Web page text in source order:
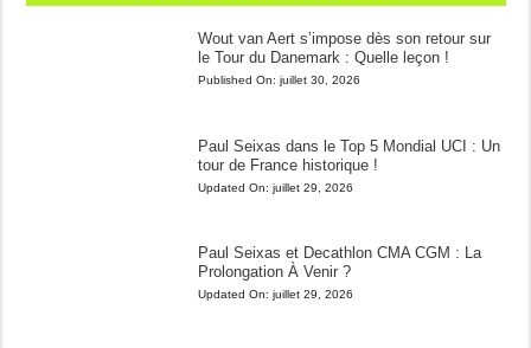
Wout van Aert s’impose dès son retour sur
le Tour du Danemark : Quelle leçon !
Published On: juillet 30, 2026
Paul Seixas dans le Top 5 Mondial UCI : Un
tour de France historique !
Updated On: juillet 29, 2026
Paul Seixas et Decathlon CMA CGM : La
Prolongation À Venir ?
Updated On: juillet 29, 2026